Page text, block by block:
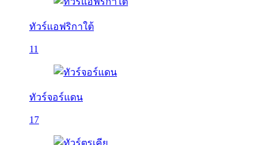
ทัวร์แอฟริกาใต้
11
ทัวร์จอร์แดน
17